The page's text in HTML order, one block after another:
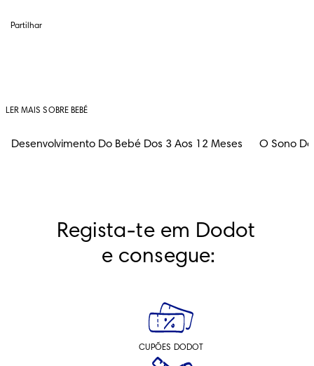
Partilhar
LER MAIS SOBRE BEBÉ
Desenvolvimento Do Bebé Dos 3 Aos 12 Meses O Sono
Regista-te em Dodot
e consegue:
CUPÕES DODOT